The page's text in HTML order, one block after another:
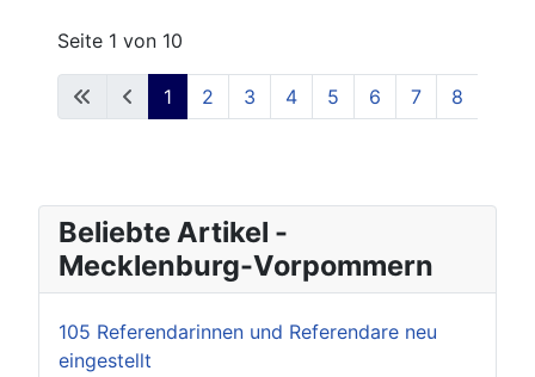
Seite 1 von 10
1 2 3 4 5 6 7 8
Beliebte Artikel -
Mecklenburg-Vorpommern
105 Referendarinnen und Referendare neu
eingestellt